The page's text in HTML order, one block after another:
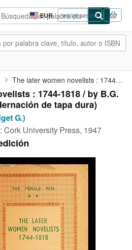
EUR
Preferencias
de
compra
del
Iniciar sesión
CERRAR
The later women novelists : 1744-1818 / by B.G. MacCarthy
: 1744-1818 / by B.G.
de tapa dura)
G.)
Cork University Press, 1947